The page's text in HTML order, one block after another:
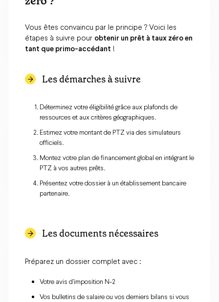
Vous êtes convaincu par le principe ? Voici les
étapes à suivre pour obtenir un prêt à taux zéro en
tant que primo-accédant !
Les démarches à suivre
Déterminez votre éligibilité grâce aux plafonds de
ressources et aux critères géographiques.
Estimez votre montant de PTZ via des simulateurs
officiels.
Montez votre plan de financement global en intégrant le
PTZ à vos autres prêts.
Présentez votre dossier à un établissement bancaire
partenaire.
Les documents nécessaires
Préparez un dossier complet avec :
Votre avis d’imposition N-2
Vos bulletins de salaire ou vos derniers bilans si vous